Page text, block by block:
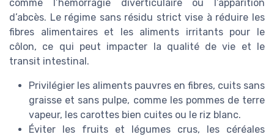
comme l’hémorragie diverticulaire ou l’apparition
d’abcès. Le régime sans résidu strict vise à réduire les
fibres alimentaires et les aliments irritants pour le
côlon, ce qui peut impacter la qualité de vie et le
transit intestinal.
Privilégier les aliments pauvres en fibres, cuits sans
graisse et sans pulpe, comme les pommes de terre
vapeur, les carottes bien cuites ou le riz blanc.
Éviter les fruits et légumes crus, les céréales